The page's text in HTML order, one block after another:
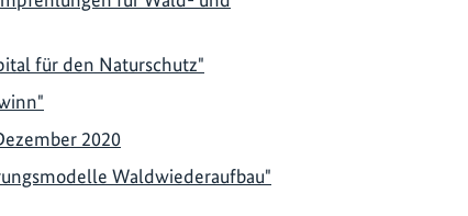
für den Naturschutz"
2020
Waldwiederaufbau"